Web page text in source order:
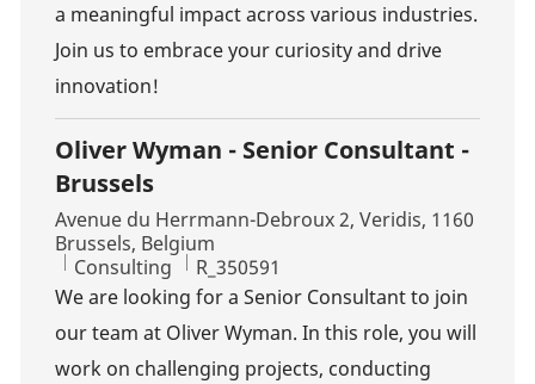
a meaningful impact across various industries.
Join us to embrace your curiosity and drive
innovation!
Oliver Wyman - Senior Consultant -
Brussels
Location
Avenue du Herrmann-Debroux 2, Veridis, 1160
Brussels, Belgium
Category
Consulting Job Id
R_350591
We are looking for a Senior Consultant to join
our team at Oliver Wyman. In this role, you will
work on challenging projects, conducting